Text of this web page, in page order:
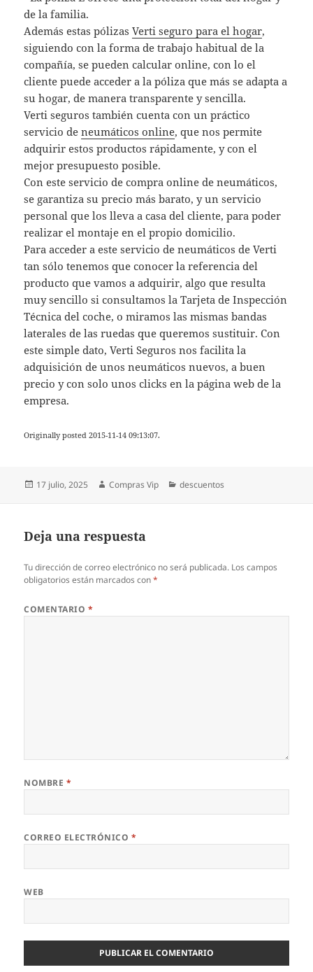
de la familia.
Además estas pólizasVerti seguro para el hogar,
siguiendo con la forma de trabajo habitual de la
compañía, se pueden calcular online, con lo el
cliente puede acceder a la póliza que más se adapta a
su hogar, de manera transparente y sencilla.
Verti seguros también cuenta con un práctico
servicio deneumáticos online, que nos permite
adquirir estos productos rápidamente, y con el
mejor presupuesto posible.
Con este servicio de compra online de neumáticos,
se garantiza su precio más barato, y un servicio
personal que los lleva a casa del cliente, para poder
realizar el montaje en el propio domicilio.
Para acceder a este servicio de neumáticos de Verti
tan sólo tenemos que conocer la referencia del
producto que vamos a adquirir, algo que resulta
muy sencillo si consultamos la Tarjeta de Inspección
Técnica del coche, o miramos las mismas bandas
laterales de las ruedas que queremos sustituir. Con
este simple dato, Verti Seguros nos facilita la
adquisición de unos neumáticos nuevos, a buen
precio y con solo unos clicks en la página web de la
empresa.
Originally posted 2015-11-14 09:13:07.
Publicado
17 julio, 2025 Autor
Compras Vip Categorías
descuentos
Deja una respuesta
Tu dirección de correo electrónico no será publicada. Los campos
obligatorios están marcados con*
COMENTARIO *
NOMBRE *
CORREO ELECTRÓNICO *
WEB